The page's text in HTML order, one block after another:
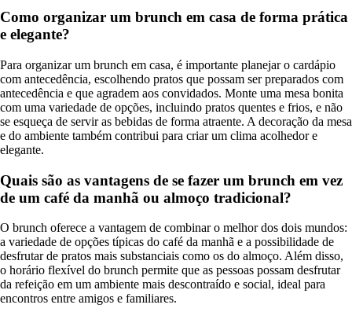
Como organizar um brunch em casa de forma prática
e elegante?
Para organizar um brunch em casa, é importante planejar o cardápio
com antecedência, escolhendo pratos que possam ser preparados com
antecedência e que agradem aos convidados. Monte uma mesa bonita
com uma variedade de opções, incluindo pratos quentes e frios, e não
se esqueça de servir as bebidas de forma atraente. A decoração da mesa
e do ambiente também contribui para criar um clima acolhedor e
elegante.
Quais são as vantagens de se fazer um brunch em vez
de um café da manhã ou almoço tradicional?
O brunch oferece a vantagem de combinar o melhor dos dois mundos:
a variedade de opções típicas do café da manhã e a possibilidade de
desfrutar de pratos mais substanciais como os do almoço. Além disso,
o horário flexível do brunch permite que as pessoas possam desfrutar
da refeição em um ambiente mais descontraído e social, ideal para
encontros entre amigos e familiares.